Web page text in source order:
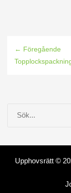
← Föregående
Upphovsrätt ©